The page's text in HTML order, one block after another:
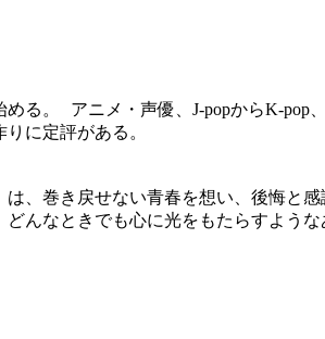
める。 アニメ・声優、J-popからK-
に定評がある。
は、巻き戻せない青春を想い、後悔と
んなときでも心に光をもたらすよう